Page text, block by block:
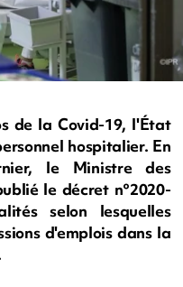
de la Covid-19, l'État
hospitalier. En
le Ministre des
le décret n°2020-
selon lesquelles
d'emplois dans la